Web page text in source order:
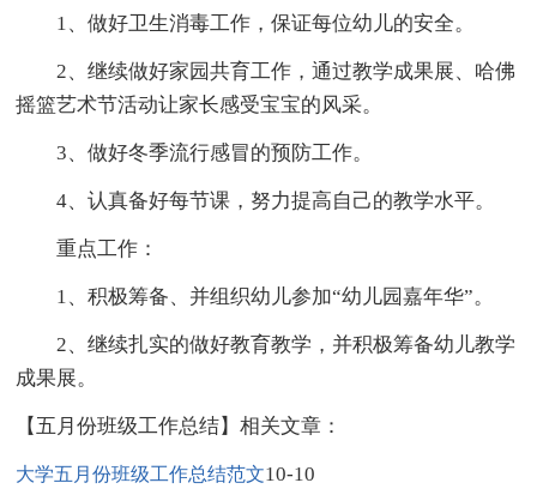
1、做好卫生消毒工作，保证每位幼儿的安全。
2、继续做好家园共育工作，通过教学成果展、哈佛
摇篮艺术节活动让家长感受宝宝的风采。
3、做好冬季流行感冒的预防工作。
4、认真备好每节课，努力提高自己的教学水平。
重点工作：
1、积极筹备、并组织幼儿参加“幼儿园嘉年华”。
2、继续扎实的做好教育教学，并积极筹备幼儿教学
成果展。
【五月份班级工作总结】相关文章：
大学五月份班级工作总结范文10-10